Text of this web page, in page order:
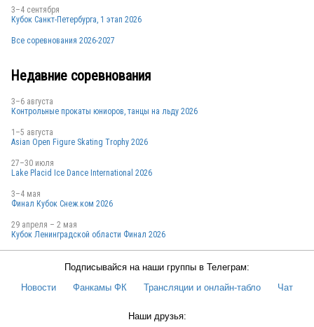
3–4 сентября
Кубок Санкт-Петербурга, 1 этап 2026
Все соревнования 2026-2027
Недавние соревнования
3–6 августа
Контрольные прокаты юниоров, танцы на льду 2026
1–5 августа
Asian Open Figure Skating Trophy 2026
27–30 июля
Lake Placid Ice Dance International 2026
3–4 мая
Финал Кубок Снеж.ком 2026
29 апреля – 2 мая
Кубок Ленинградской области Финал 2026
Подписывайся на наши группы в Телеграм:
Новости
Фанкамы ФК Трансляции и онлайн-табло Чат
Наши друзья: